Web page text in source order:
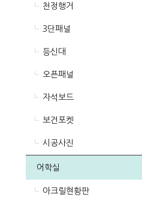
천정행거
3단패널
등신대
오픈패널
자석보드
보건포켓
시공사진
어학실
아크릴현황판